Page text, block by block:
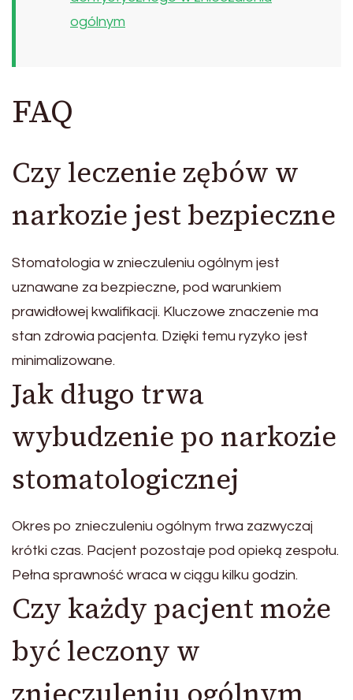
ogólnym
FAQ
Czy leczenie zębów w
narkozie jest bezpieczne
Stomatologia w znieczuleniu ogólnym jest
uznawane za bezpieczne, pod warunkiem
prawidłowej kwalifikacji. Kluczowe znaczenie ma
stan zdrowia pacjenta. Dzięki temu ryzyko jest
minimalizowane.
Jak długo trwa
wybudzenie po narkozie
stomatologicznej
Okres po znieczuleniu ogólnym trwa zazwyczaj
krótki czas. Pacjent pozostaje pod opieką zespołu.
Pełna sprawność wraca w ciągu kilku godzin.
Czy każdy pacjent może
być leczony w